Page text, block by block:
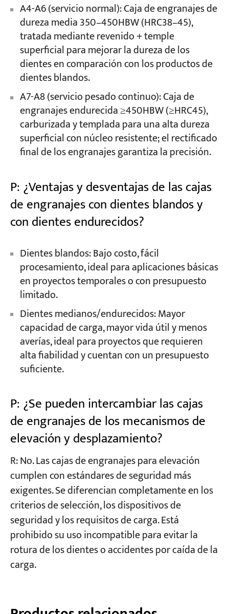
A4-A6 (servicio normal): Caja de engranajes de
dureza media 350–450HBW (HRC38–45),
tratada mediante revenido + temple
superficial para mejorar la dureza de los
dientes en comparación con los productos de
dientes blandos.
A7-A8 (servicio pesado continuo): Caja de
engranajes endurecida ≥450HBW (≥HRC45),
carburizada y templada para una alta dureza
superficial con núcleo resistente; el rectificado
final de los engranajes garantiza la precisión.
P: ¿Ventajas y desventajas de las cajas
de engranajes con dientes blandos y
con dientes endurecidos?
Dientes blandos: Bajo costo, fácil
procesamiento, ideal para aplicaciones básicas
en proyectos temporales o con presupuesto
limitado.
Dientes medianos/endurecidos: Mayor
capacidad de carga, mayor vida útil y menos
averías, ideal para proyectos que requieren
alta fiabilidad y cuentan con un presupuesto
suficiente.
P: ¿Se pueden intercambiar las cajas
de engranajes de los mecanismos de
elevación y desplazamiento?
R: No. Las cajas de engranajes para elevación
cumplen con estándares de seguridad más
exigentes. Se diferencian completamente en los
criterios de selección, los dispositivos de
seguridad y los requisitos de carga. Está
prohibido su uso incompatible para evitar la
rotura de los dientes o accidentes por caída de la
carga.